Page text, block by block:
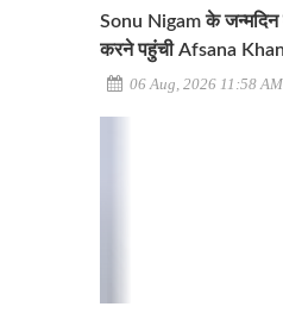
Sonu Nigam के
करने पहुंची Afsana Khan
06 Aug, 2026 11:58 AM